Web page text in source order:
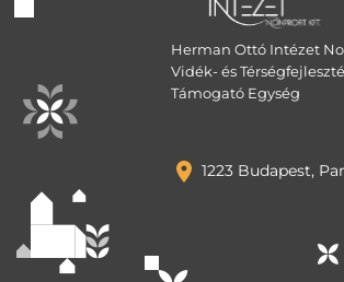
Herman Ottó Intézet
Vidék- és
Támogató Egység
1223 Budapest,